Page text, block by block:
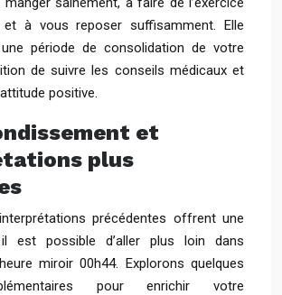
et à vous reposer suffisamment. Elle
période de consolidation de votre
de suivre les conseils médicaux et
positive.
et
plus
précédentes offrent une
est possible d’aller plus loin dans
miroir 00h44. Explorons quelques
pour enrichir votre